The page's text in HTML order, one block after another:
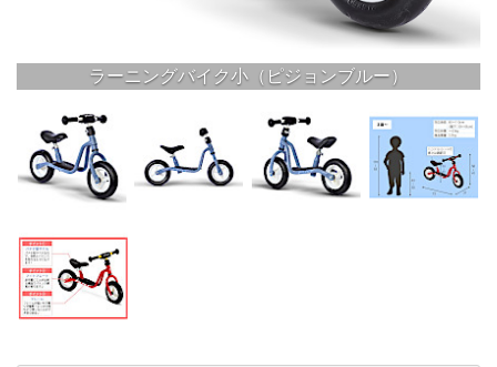
ラーニングバイク小（ピジョンブルー）